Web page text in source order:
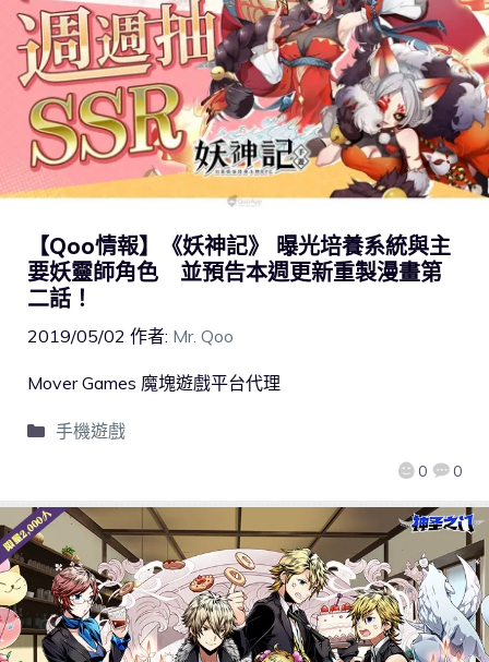
【Qoo情報】《妖神記》 曝光培養系統與主
要妖靈師角色 並預告本週更新重製漫畫第
二話！
2019/05/02 作者: Mr. Qoo
0 0
Mover Games 魔塊遊戲平台代理
手機遊戲